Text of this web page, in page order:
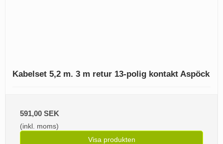
Kabelset 5,2 m. 3 m retur 13-polig kontakt Aspöck
591,00 SEK
(inkl. moms)
Visa produkten